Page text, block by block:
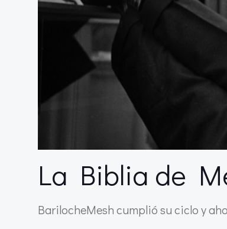
La Biblia de
BarilocheMesh cumplió su ciclo y